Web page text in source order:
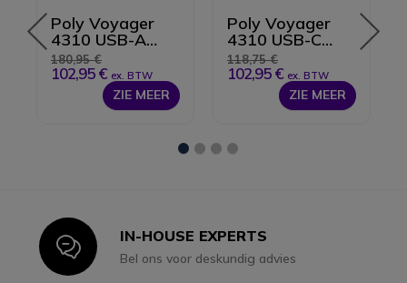
Poly Voyager
4310 USB-A
Microsoft
Teams
180,95 €
102,95 € ex. BTW
ZIE MEER
Poly Voyager
4310 USB-C
Microsoft
Teams
118,75 €
102,95 € ex. BTW
ZIE MEER
IconIN-HOUSE EXPERTS
Bel ons voor deskundig advies